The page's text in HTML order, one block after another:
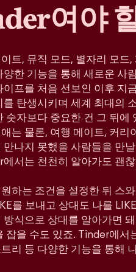
여야
트, 뮤직 모드, 별자리 모드
양한 기능을 통해 새로운 사
이프를 처음 선보인 이후 지
를 탄생시키며 세계 최대의
숫자보다 중요한 건 그 뒤
는 물론, 여행 메이트, 커리
만나지 못했을 사람들을 만
서는 천천히 알아가도 괜
하는 조건을 설정한 뒤 스
를 보내고 상대도 나를
방식으로 상대를 알아가면
잡을 수도 있죠. Tinder에서
리 등 다양한 기능을 통해